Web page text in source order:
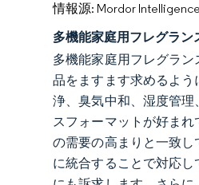
情報源: Mordor Intelligence
多機能家庭用フレグラン
多機能家庭用フレグラ
品をますます求めるよ
浄、臭気中和、湿度管
スフォーマットが好ま
の需要の高まりと一致
に統合することで対応